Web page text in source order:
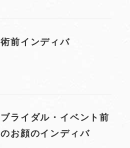
術前インディバ
ブライダル・イベント前
のお顔のインディバ